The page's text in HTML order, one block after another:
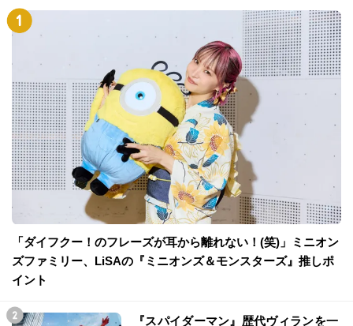
「ダイフクー！のフレーズが耳から離れない！(笑)」ミニオン
ズファミリー、LiSAの『ミニオンズ＆モンスターズ』推しポ
イント
『スパイダーマン』歴代ヴィランを一